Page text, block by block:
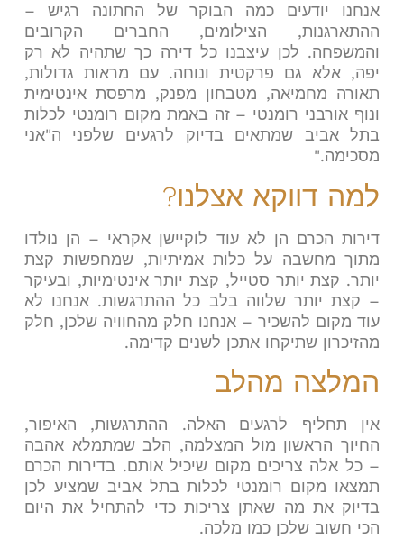
אנחנו יודעים כמה הבוקר של החתונה רגיש –
ההתארגנות, הצילומים, החברים הקרובים
והמשפחה. לכן עיצבנו כל דירה כך שתהיה לא רק
יפה, אלא גם פרקטית ונוחה. עם מראות גדולות,
תאורה מחמיאה, מטבחון מפנק, מרפסת אינטימית
ונוף אורבני רומנטי – זה באמת מקום רומנטי לכלות
בתל אביב שמתאים בדיוק לרגעים שלפני ה"אני
מסכימה".
למה דווקא אצלנו?
דירות הכרם הן לא עוד לוקיישן אקראי – הן נולדו
מתוך מחשבה על כלות אמיתיות, שמחפשות קצת
יותר. קצת יותר סטייל, קצת יותר אינטימיות, ובעיקר
– קצת יותר שלווה בלב כל ההתרגשות. אנחנו לא
עוד מקום להשכיר – אנחנו חלק מהחוויה שלכן, חלק
מהזיכרון שתיקחו אתכן לשנים קדימה.
המלצה מהלב
אין תחליף לרגעים האלה. ההתרגשות, האיפור,
החיוך הראשון מול המצלמה, הלב שמתמלא אהבה
– כל אלה צריכים מקום שיכיל אותם. בדירות הכרם
תמצאו מקום רומנטי לכלות בתל אביב שמציע לכן
בדיוק את מה שאתן צריכות כדי להתחיל את היום
הכי חשוב שלכן כמו מלכה.